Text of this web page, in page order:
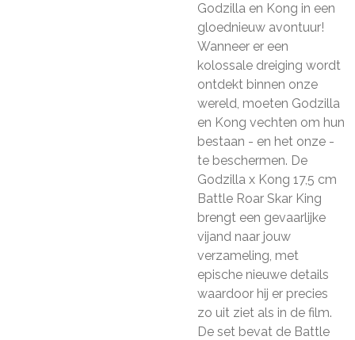
Godzilla en Kong in een
gloednieuw avontuur!
Wanneer er een
kolossale dreiging wordt
ontdekt binnen onze
wereld, moeten Godzilla
en Kong vechten om hun
bestaan - en het onze -
te beschermen. De
Godzilla x Kong 17,5 cm
Battle Roar Skar King
brengt een gevaarlijke
vijand naar jouw
verzameling, met
epische nieuwe details
waardoor hij er precies
zo uit ziet als in de film.
De set bevat de Battle